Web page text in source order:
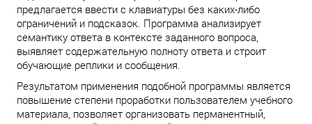
предлагается ввести с клавиатуры без каких-либо
ограничений и подсказок. Программа анализирует
семантику ответа в контексте заданного вопроса,
выявляет содержательную полноту ответа и строит
обучающие реплики и сообщения.
Результатом применения подобной программы является
повышение степени проработки пользователем учебного
материала, позволяет организовать перманентный,